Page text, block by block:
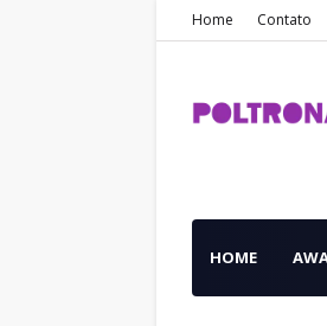
Home Contato
HOME